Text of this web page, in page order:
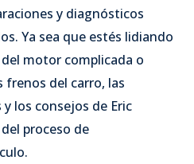
y diagnósticos
Ya sea que estés lidiando
motor complicada o
frenos del carro, las
los consejos de Eric
proceso de